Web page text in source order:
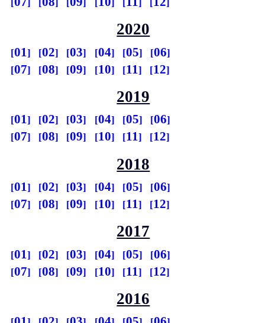
2020
01 02 03 04 05
06
07
08 09 10 11 12
2019
01 02 03 04 05
06
07
08 09 10 11 12
2018
01 02 03 04 05
06
07
08 09 10 11 12
2017
01 02 03 04 05
06
07
08 09 10 11 12
2016